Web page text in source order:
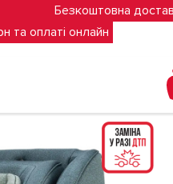
Безкоштовна
та оплаті онлайн
Osann One360 i-Size